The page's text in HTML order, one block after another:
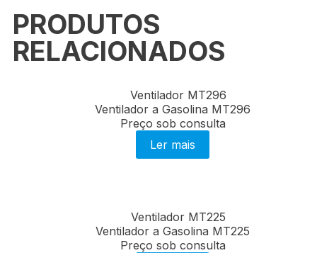
PRODUTOS
RELACIONADOS
Ventilador a Gasolina MT296
Preço sob consulta
Ler mais
Ventilador a Gasolina MT225
Preço sob consulta